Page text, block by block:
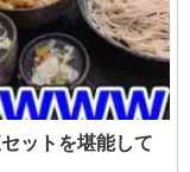
ットを堪能して